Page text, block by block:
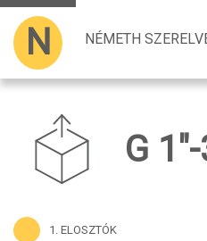
N NÉMETH
G
1. ELOSZTÓK